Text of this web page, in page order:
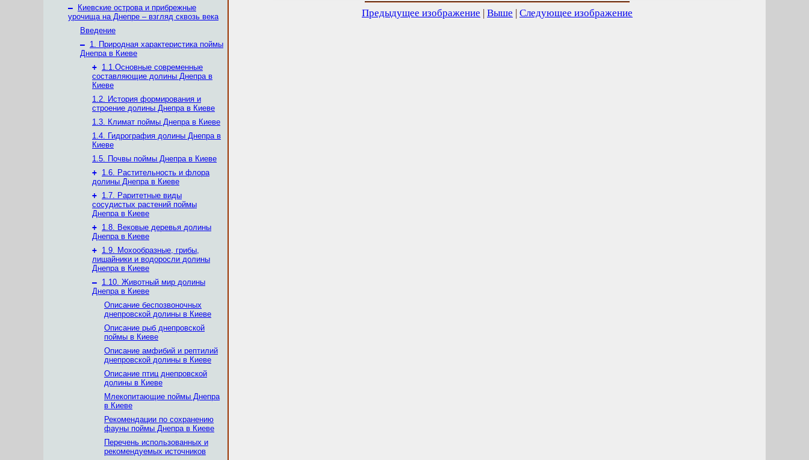
–
Киевские острова и прибрежные
урочища на Днепре – взгляд сквозь века
Введение
– 1. Природная характеристика поймы
Днепра в Киеве
+ 1.1.Основные современные
составляющие долины Днепра в
Киеве
1.2. История формирования и
строение долины Днепра в Киеве
1.3. Климат поймы Днепра в Киеве
1.4. Гидрография долины Днепра в
Киеве
1.5. Почвы поймы Днепра в Киеве
+ 1.6. Растительность и флора
долины Днепра в Киеве
+ 1.7. Раритетные виды
сосудистых растений поймы
Днепра в Киеве
+ 1.8. Вековые деревья долины
Днепра в Киеве
+ 1.9. Мохообразные, грибы,
лишайники и водоросли долины
Днепра в Киеве
– 1.10. Животный мир долины
Днепра в Киеве
Описание беспозвоночных
днепровской долины в Киеве
Описание рыб днепровской
поймы в Киеве
Описание амфибий и рептилий
днепровской долины в Киеве
Описание птиц днепровской
долины в Киеве
Млекопитающие поймы Днепра
в Киеве
Рекомендации по сохранению
фауны поймы Днепра в Киеве
Перечень использованных и
рекомендуемых источников
Предыдущее изображение | Выше | Следующее изображение